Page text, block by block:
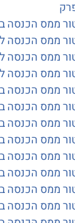
הכנסה
הכנסה לחולי
הכנסה לחולי
הכנסה לחולי
הכנסה בעקבות
הכנסה בעקבות
הכנסה
הכנסה
הכנסה
הכנסה
הכנסה בעקבות
הכנסה בעקבות